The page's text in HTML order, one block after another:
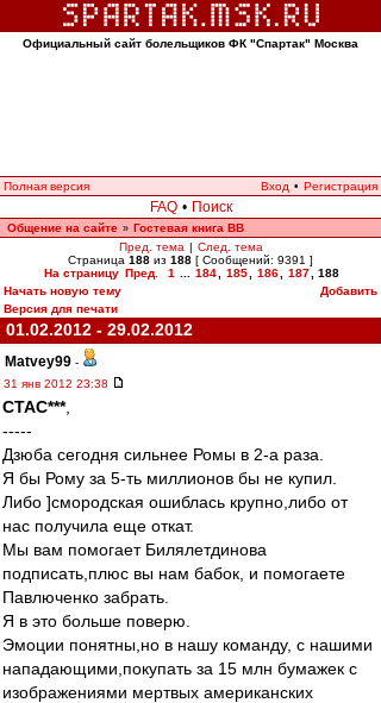
Официальный сайт болельщиков ФК "Спартак" Москва
Полная версия Вход • Регистрация
FAQ • Поиск
Общение на сайте » Гостевая книга ВВ
Пред. тема | След. тема
Страница 188 из 188 [ Сообщений: 9391 ]
На страницу Пред. 1 184 185 186 187
188
Начать новую тему
Добавить
Версия для печати
01.02.2012 - 29.02.2012
Matvey99 -
31 янв 2012 23:38
CTAC***,
-----
Дзюба сегодня сильнее Ромы в 2-а раза.
Я бы Рому за 5-ть миллионов бы не купил.
Либо ]смородская ошиблась крупно,либо от
нас получила еще откат.
Мы вам помогает Билялетдинова
подписать,плюс вы нам бабок, и помогаете
Павлюченко забрать.
Я в это больше поверю.
Эмоции понятны,но в нашу команду, с нашими
нападающими,покупать за 15 млн бумажек с
изображениями мертвых американских